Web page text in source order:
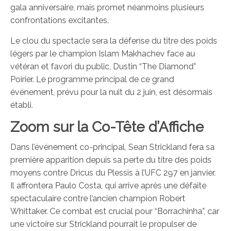
gala anniversaire, mais promet néanmoins plusieurs
confrontations excitantes.
Le clou du spectacle sera la défense du titre des poids
légers par le champion Islam Makhachev face au
vétéran et favori du public, Dustin “The Diamond”
Poirier. Le programme principal de ce grand
événement, prévu pour la nuit du 2 juin, est désormais
établi.
Zoom sur la Co-Tête d’Affiche
Dans l’événement co-principal, Sean Strickland fera sa
première apparition depuis sa perte du titre des poids
moyens contre Dricus du Plessis à l’UFC 297 en janvier.
Il affrontera Paulo Costa, qui arrive après une défaite
spectaculaire contre l’ancien champion Robert
Whittaker. Ce combat est crucial pour “Borrachinha”, car
une victoire sur Strickland pourrait le propulser de